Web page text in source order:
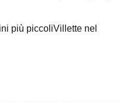
più piccoliVillette nel